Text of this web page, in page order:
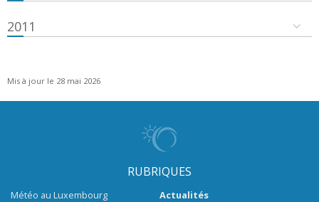
2011
Mis à jour le 28 mai 2026
RUBRIQUES
Météo au Luxembourg
Actualités